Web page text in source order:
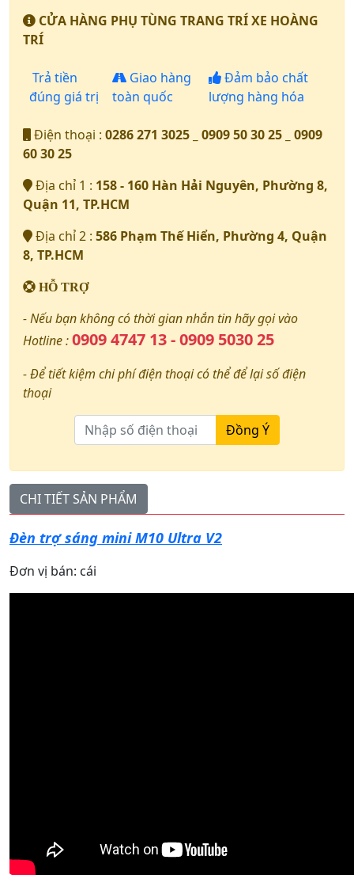
CỬA HÀNG PHỤ TÙNG TRANG TRÍ XE HOÀNG
TRÍ
Trả tiền
đúng giá trị
Giao hàng
toàn quốc
Đảm bảo chất
lượng hàng hóa
Điện thoại : 0286 271 3025 _ 0909 50 30 25 _ 0909
60 30 25
Địa chỉ 1 : 158 - 160 Hàn Hải Nguyên, Phường 8,
Quận 11, TP.HCM
Địa chỉ 2 : 586 Phạm Thế Hiển, Phường 4, Quận
8, TP.HCM
HỖ TRỢ
- Nếu bạn không có thời gian nhắn tin hãy gọi vào
Hotline :0909 4747 13 - 0909 5030 25
- Để tiết kiệm chi phí điện thoại có thể để lại số điện
thoại
Đồng Ý
CHI TIẾT SẢN PHẨM
Đèn trợ sáng mini M10 Ultra V2
Đơn vị bán: cái